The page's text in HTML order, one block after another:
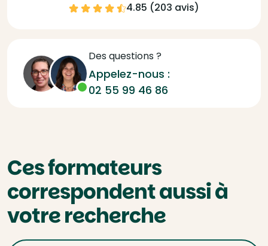
4.85 (203 avis)
Des questions ?
Appelez-nous :
02 55 99 46 86
Ces formateurs
correspondent aussi à
votre recherche